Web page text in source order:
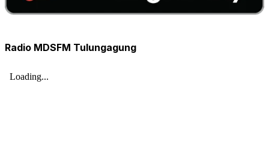
Radio MDSFM Tulungagung